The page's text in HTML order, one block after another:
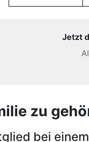
Jetzt
zu
bei